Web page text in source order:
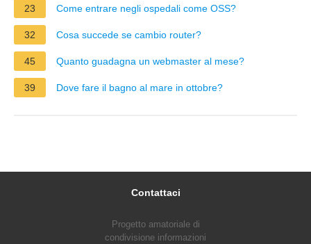
23 Come entrare negli ospedali come OSS?
32 Cosa succede se cambio router?
45 Quanto guadagna un webmaster al mese?
39 Dove fare il bagno al mare in ottobre?
Contattaci
Progetto amatoriale di
condivisione informazioni